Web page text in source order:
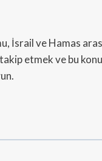
İsrail ve Hamas
etmek ve bu